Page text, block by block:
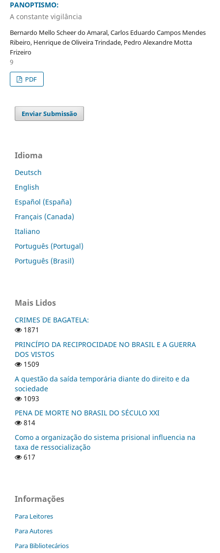
PANOPTISMO:
A constante vigilância
Bernardo Mello Scheer do Amaral, Carlos Eduardo Campos Mendes
Ribeiro, Henrique de Oliveira Trindade, Pedro Alexandre Motta
Frizeiro
9
PDF
Enviar Submissão
Idioma
Deutsch
English
Español (España)
Français (Canada)
Italiano
Português (Portugal)
Português (Brasil)
Mais Lidos
CRIMES DE BAGATELA:
1871
PRINCÍPIO DA RECIPROCIDADE NO BRASIL E A GUERRA
DOS VISTOS
1509
A questão da saída temporária diante do direito e da
sociedade
1093
PENA DE MORTE NO BRASIL DO SÉCULO XXI
814
Como a organização do sistema prisional influencia na
taxa de ressocialização
617
Informações
Para Leitores
Para Autores
Para Bibliotecários